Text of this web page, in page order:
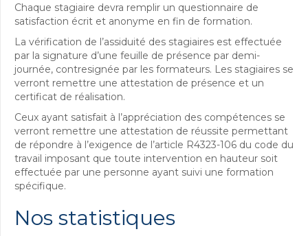
Chaque stagiaire devra remplir un questionnaire de
satisfaction écrit et anonyme en fin de formation.
La vérification de l’assiduité des stagiaires est effectuée
par la signature d’une feuille de présence par demi-
journée, contresignée par les formateurs. Les stagiaires se
verront remettre une attestation de présence et un
certificat de réalisation.
Ceux ayant satisfait à l’appréciation des compétences se
verront remettre une attestation de réussite permettant
de répondre à l’exigence de l’article R4323-106 du code du
travail imposant que toute intervention en hauteur soit
effectuée par une personne ayant suivi une formation
spécifique.
Nos statistiques